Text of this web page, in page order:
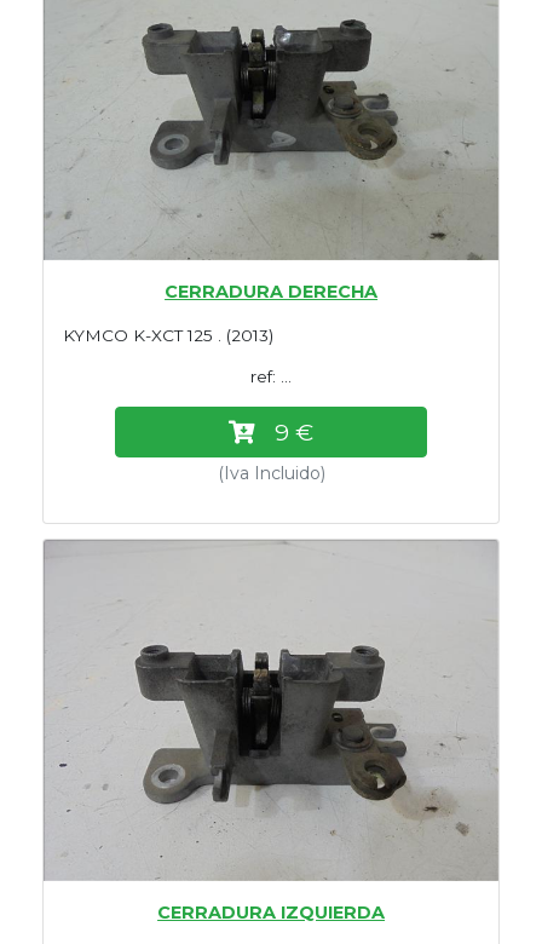
CERRADURA DERECHA
KYMCO K-XCT 125 . (2013)
ref: ...
9 €
(Iva Incluido)
CERRADURA IZQUIERDA